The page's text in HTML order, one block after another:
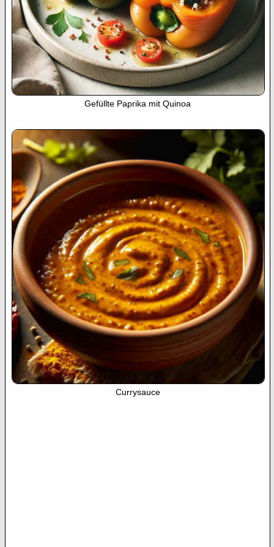
Gefüllte Paprika mit Quinoa
Currysauce